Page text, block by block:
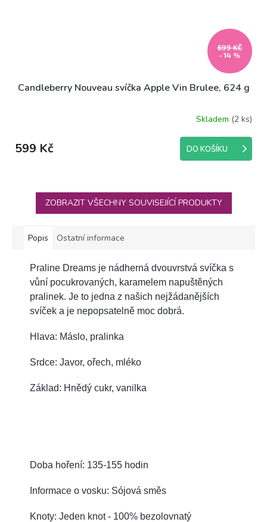
699 KČ
–14 %
Candleberry Nouveau svíčka Apple Vin Brulee, 624 g
Skladem (2 ks)
599 Kč DO KOŠÍKU
ZOBRAZIT VŠECHNY SOUVISEJÍCÍ PRODUKTY
Popis Ostatní informace
Praline Dreams je nádherná dvouvrstvá svíčka s
vůní pocukrovaných, karamelem napuštěných
pralinek. Je to jedna z našich nejžádanějších
svíček a je nepopsatelně moc dobrá.
Hlava: Máslo, pralinka
Srdce: Javor, ořech, mléko
Základ: Hnědý cukr, vanilka
Doba hoření: 135-155 hodin
Informace o vosku: Sójová směs
Knoty: Jeden knot - 100% bezolovnatý